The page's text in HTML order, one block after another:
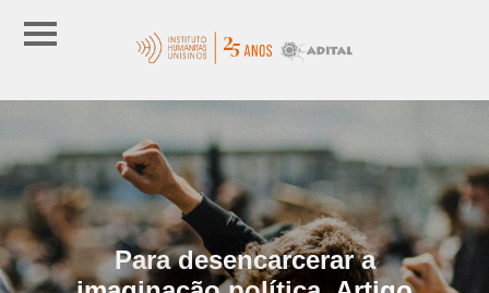
Para desencarcerar a